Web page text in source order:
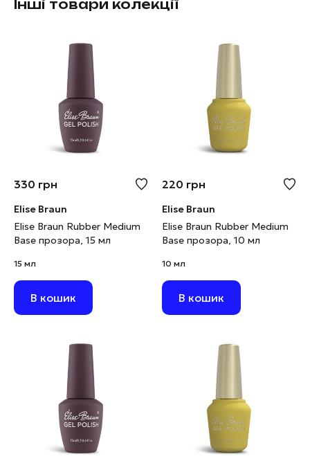
Інші товари колекції
330 грн
Elise Braun
Elise Braun Rubber Medium
Base прозора, 15 мл
15 мл
В кошик
220 грн
Elise Braun
Elise Braun Rubber Medium
Base прозора, 10 мл
10 мл
В кошик